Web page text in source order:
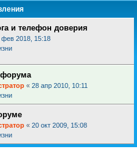
и телефон доверия
фев 2018, 15:18
форума
« 28 апр 2010, 10:11
« 20 окт 2009, 15:08